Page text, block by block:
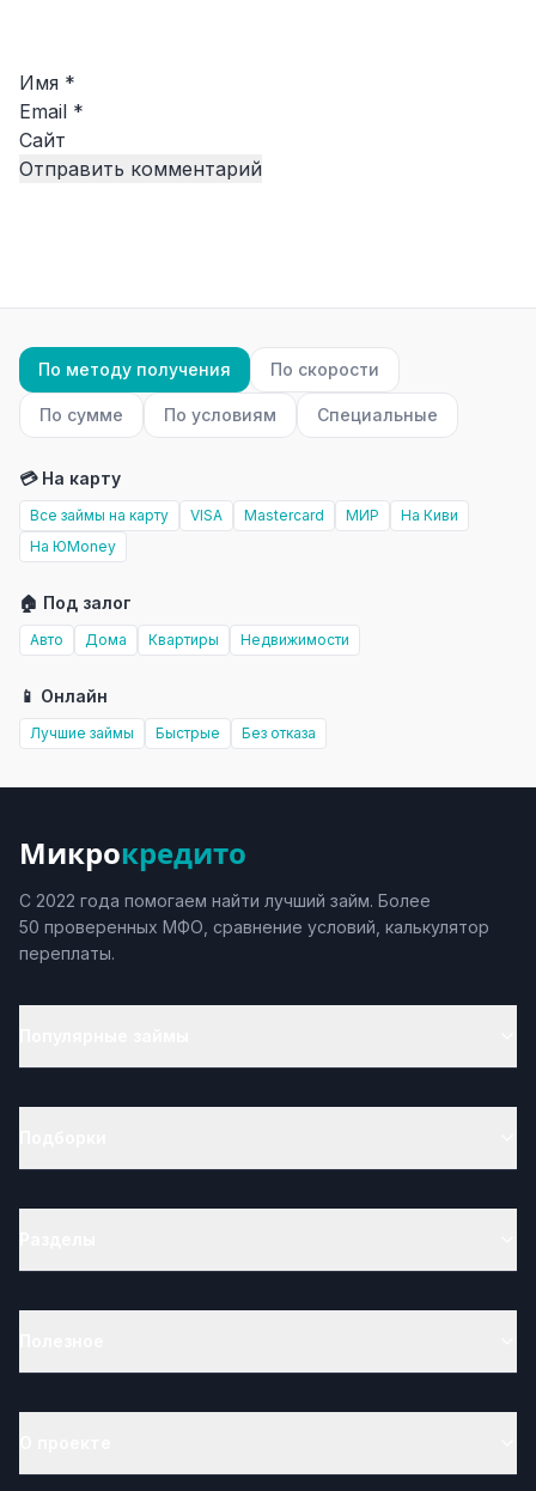
Имя *
Email *
Сайт
По методу получения По скорости
По сумме По условиям Специальные
💳 На карту
Все займы на карту VISA Mastercard МИР
На Киви
На ЮMoney
🏠 Под залог
Авто Дома Квартиры Недвижимости
📱 Онлайн
Лучшие займы Быстрые Без отказа
Микрокредито
С 2022 года помогаем найти лучший займ. Более
50 проверенных МФО, сравнение условий, калькулятор
переплаты.